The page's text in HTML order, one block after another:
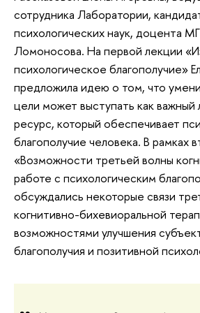
сотрудника Лаборатории,
психологических наук, доцента
Ломоносова. На первой лекции
психологическое благополучие»
предложила идею о том, что
цели может выступать как важный
ресурс, который обеспечивает
благополучие человека. В рамках
«Возможности третьей волны
работе с психологическим
обсуждались некоторые связи
когнитивно-бихевиоральной
возможностями улучшения
благополучия и позитивной